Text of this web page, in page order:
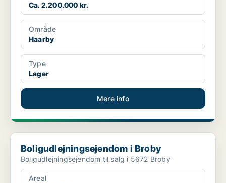
Ca. 2.200.000 kr.
Område
Haarby
Type
Lager
Mere info
Boligudlejningsejendom i Broby
Boligudlejningsejendom i Broby
Boligudlejningsejendom til salg i 5672 Broby
Areal